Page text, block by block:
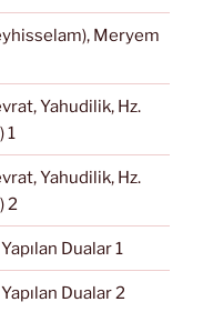
Meryem
Yahudilik, Hz.
1
Yahudilik, Hz.
2
Dualar 1
Dualar 2